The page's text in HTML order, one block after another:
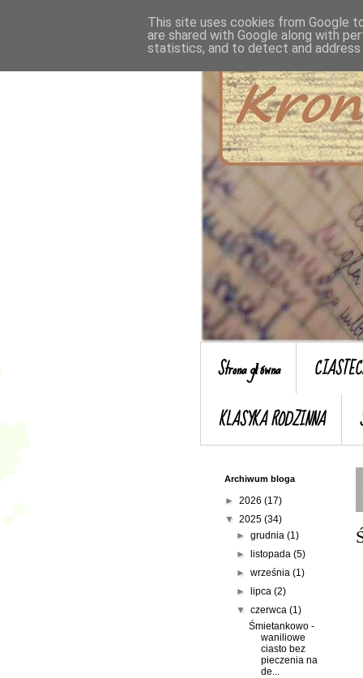
Strona główna
KLASYKA RODZINNA
Archiwum bloga
► 2026 (17)
▼ 2025 (34)
►grudnia(1)
►
listopada(5)
►września(1)
►
lipca(2)
▼czerwca(1)
Śmietankowo -
waniliowe
ciasto bez
pieczenia na
de...
This site uses cookies from Google
are shared with Google along with
statistics, and to detect and address